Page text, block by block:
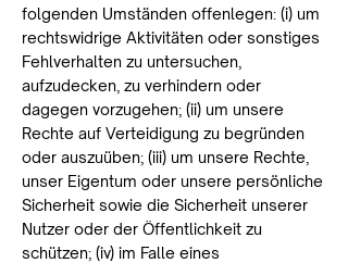
folgenden Umständen offenlegen: (i) um
rechtswidrige Aktivitäten oder sonstiges
Fehlverhalten zu untersuchen,
aufzudecken, zu verhindern oder
dagegen vorzugehen; (ii) um unsere
Rechte auf Verteidigung zu begründen
oder auszuüben; (iii) um unsere Rechte,
unser Eigentum oder unsere persönliche
Sicherheit sowie die Sicherheit unserer
Nutzer oder der Öffentlichkeit zu
schützen; (iv) im Falle eines